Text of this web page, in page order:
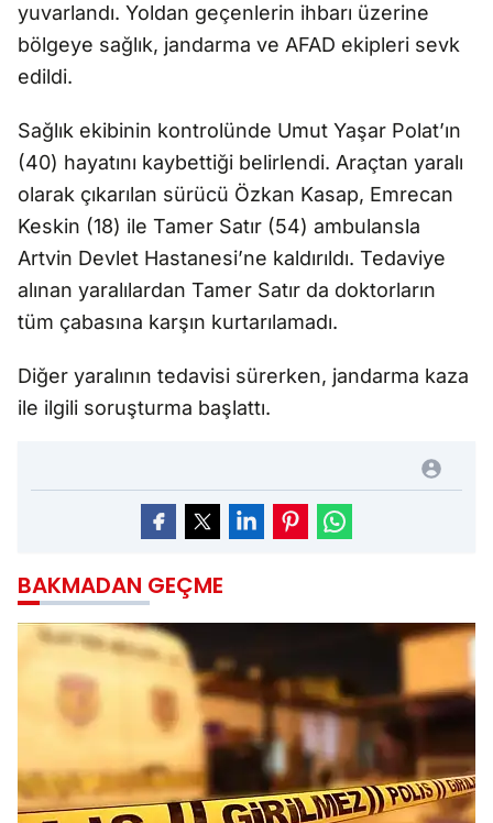
yuvarlandı. Yoldan geçenlerin ihbarı üzerine
bölgeye sağlık, jandarma ve AFAD ekipleri sevk
edildi.
Sağlık ekibinin kontrolünde Umut Yaşar Polat’ın
(40) hayatını kaybettiği belirlendi. Araçtan yaralı
olarak çıkarılan sürücü Özkan Kasap, Emrecan
Keskin (18) ile Tamer Satır (54) ambulansla
Artvin Devlet Hastanesi’ne kaldırıldı. Tedaviye
alınan yaralılardan Tamer Satır da doktorların
tüm çabasına karşın kurtarılamadı.
Diğer yaralının tedavisi sürerken, jandarma kaza
ile ilgili soruşturma başlattı.
BAKMADAN GEÇME